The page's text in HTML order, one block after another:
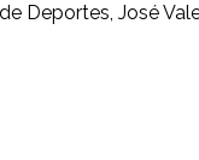
Deportes, José